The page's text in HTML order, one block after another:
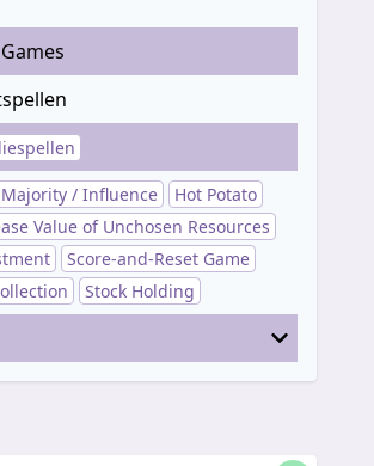
/ Influence
Hot Potato
Value of Unchosen Resources
Score-and-Reset Game
Stock Holding